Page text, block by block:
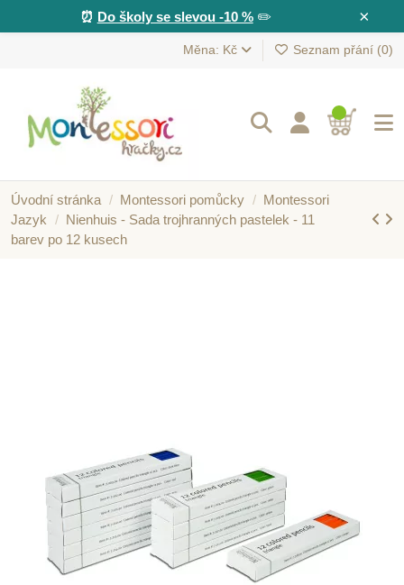
×
⏰ Do školy se slevou -10 %✏️
Měna: Kč Seznam přání (0)
Úvodní stránka Montessori pomůcky
Montessori
Jazyk
Nienhuis - Sada trojhranných pastelek - 11
barev po 12 kusech